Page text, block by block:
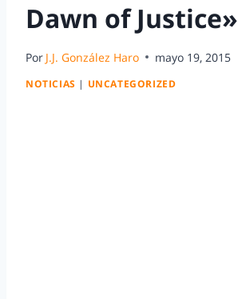
Dawn of Justice»
Por J.J. González Haro mayo 19, 2015
NOTICIAS | UNCATEGORIZED